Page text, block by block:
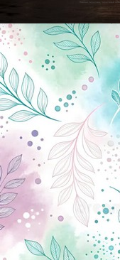
Новини Чернігова, Чернігівські